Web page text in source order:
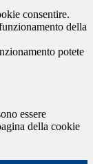
consentire.
della
potete
essere
della cookie